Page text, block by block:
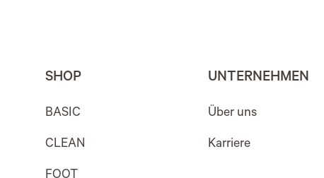
SHOP
BASIC
CLEAN
UNTERNEHMEN
Über uns
Karriere